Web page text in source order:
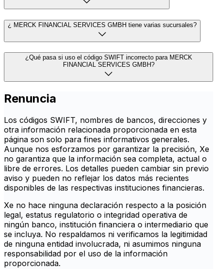
¿ MERCK FINANCIAL SERVICES GMBH tiene varias sucursales?
¿Qué pasa si uso el código SWIFT incorrecto para MERCK
FINANCIAL SERVICES GMBH?
Renuncia
Los códigos SWIFT, nombres de bancos, direcciones y
otra información relacionada proporcionada en esta
página son solo para fines informativos generales.
Aunque nos esforzamos por garantizar la precisión, Xe
no garantiza que la información sea completa, actual o
libre de errores. Los detalles pueden cambiar sin previo
aviso y pueden no reflejar los datos más recientes
disponibles de las respectivas instituciones financieras.
Xe no hace ninguna declaración respecto a la posición
legal, estatus regulatorio o integridad operativa de
ningún banco, institución financiera o intermediario que
se incluya. No respaldamos ni verificamos la legitimidad
de ninguna entidad involucrada, ni asumimos ninguna
responsabilidad por el uso de la información
proporcionada.